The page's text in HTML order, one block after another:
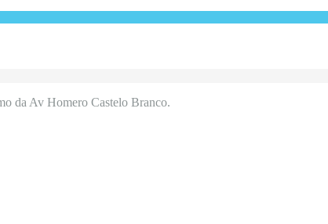
da Av Homero Castelo Branco.